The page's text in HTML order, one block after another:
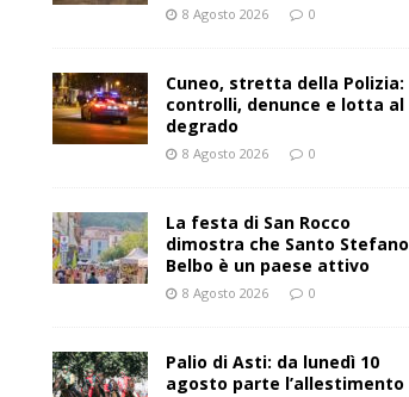
8 Agosto 2026 0
Cuneo, stretta della Polizia:
controlli, denunce e lotta al
degrado
8 Agosto 2026 0
La festa di San Rocco
dimostra che Santo Stefano
Belbo è un paese attivo
8 Agosto 2026 0
Palio di Asti: da lunedì 10
agosto parte l’allestimento